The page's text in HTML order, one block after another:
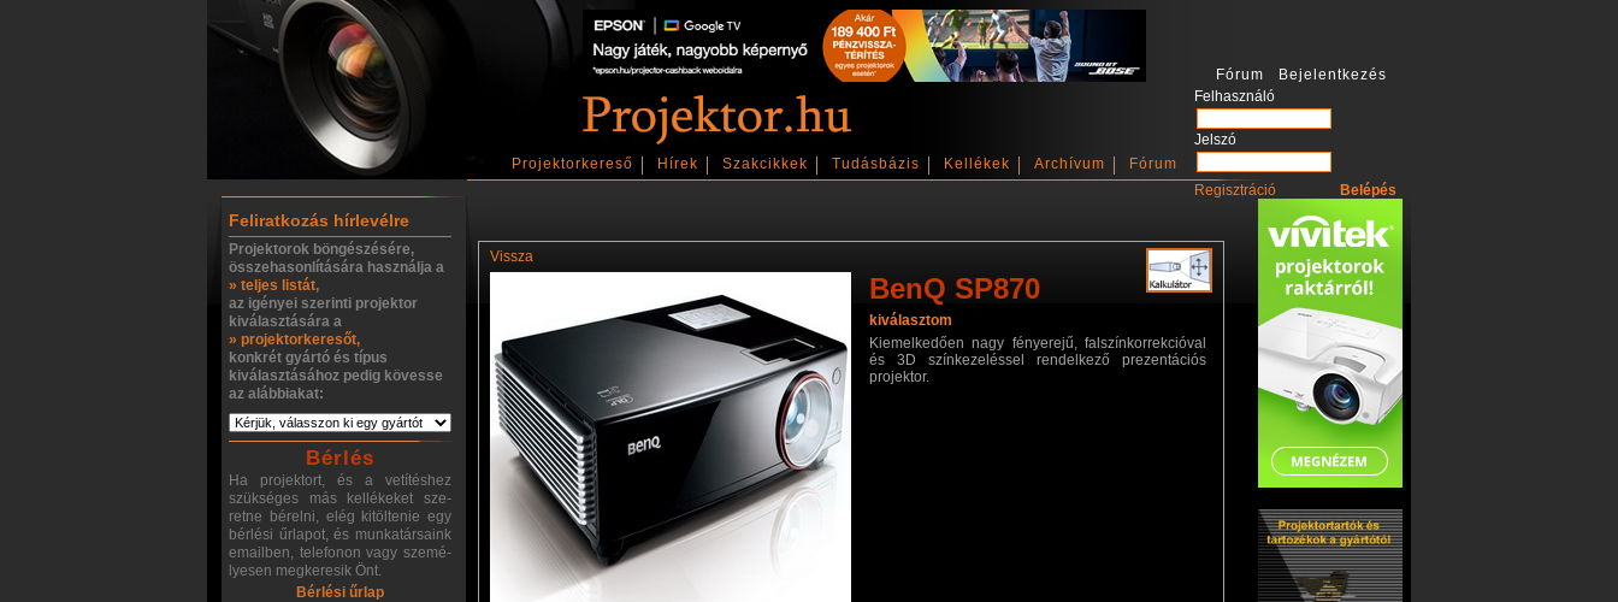
Fórum Bejelentkezés
Felhasználó
Jelszó
Regisztráció
Projektorkereső Hírek Szakcikkek Tudásbázis Kellékek Archívum Fórum
Feliratkozás hírlevélre
Projektorok böngészésére,
összehasonlítására használja a
» teljes listát,
az igényei szerinti projektor
kiválasztására a
» projektorkeresőt,
konkrét gyártó és típus
kiválasztásához pedig kövesse
az alábbiakat:
Bérlés
Ha projektort, és a vetítéshez
szükséges más kellékeket sze-
retne bérelni, elég kitöltenie egy
bérlési űrlapot, és munkatársaink
emailben, telefonon vagy szemé-
lyesen megkeresik Önt.
Bérlési űrlap
Vissza
BenQ SP870
kiválasztom
Kiemelkedően nagy fényerejű, falszínkorrekcióval
és 3D színkezeléssel rendelkező prezentációs
projektor.